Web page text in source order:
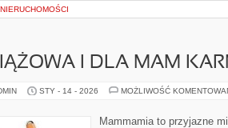
NIERUCHOMOŚCI
I DLA MAM
STY - 14 - 2026 MOŻLIWOŚĆ
Mammamia to przyjazne